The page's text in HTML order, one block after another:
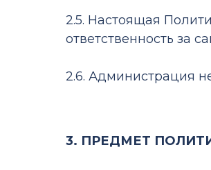
2.5. Настоящая
ответственность за
2.6. Администрация
3. ПРЕДМЕТ